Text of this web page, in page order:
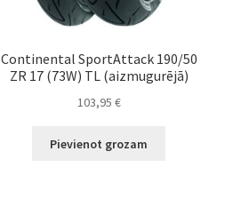
Continental SportAttack 190/50
ZR 17 (73W) TL (aizmugurējā)
103,95 €
Pievienot grozam